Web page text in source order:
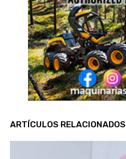
ARTÍCULOS RELACIONADOS